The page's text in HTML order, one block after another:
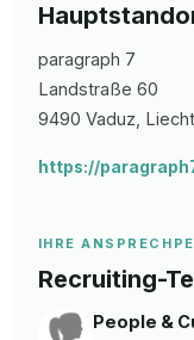
paragraph 7
Landstraße 60
9490 Vaduz ,
https://
IHRE
Recruiting-
People &